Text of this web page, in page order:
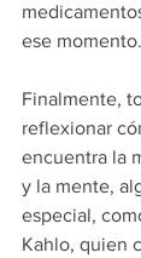
ese momento.
Finalmente,
reflexionar
encuentra la
y la mente,
especial,
Kahlo, quien